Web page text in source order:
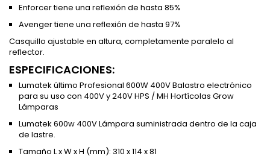
Enforcer tiene una reflexión de hasta 85%
Avenger tiene una reflexión de hasta 97%
Casquillo ajustable en altura, completamente paralelo al
reflector.
ESPECIFICACIONES:
Lumatek último Profesional 600W 400V Balastro electrónico
para su uso con 400V y 240V HPS / MH Hortícolas Grow
Lámparas
Lumatek 600w 400V Lámpara suministrada dentro de la caja
de lastre.
Tamaño L x W x H (mm): 310 x 114 x 81